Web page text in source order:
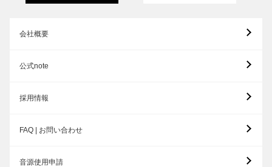
会社概要
公式note
採用情報
FAQ | お問い合わせ
音源使用申請